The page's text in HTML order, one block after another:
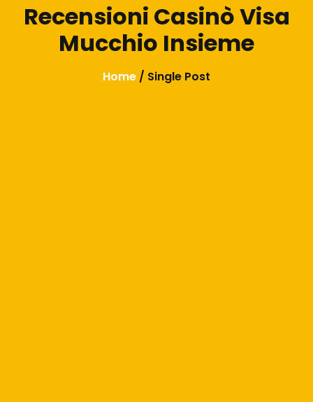
Recensioni Casinò Visa
Mucchio Insieme
Home / Single Post